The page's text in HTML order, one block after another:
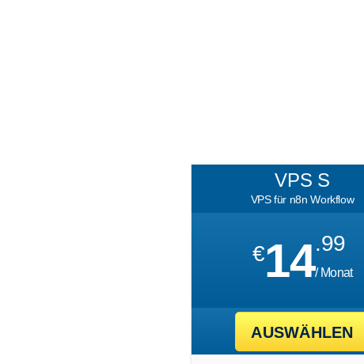
VPS S
VPS für n8n Workflow
€14.99
/ Monat
AUSWÄHLEN